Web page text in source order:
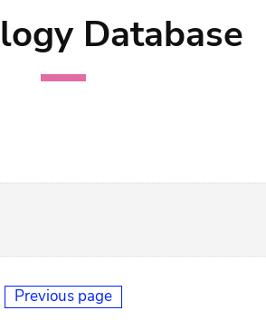
Database
Previous page